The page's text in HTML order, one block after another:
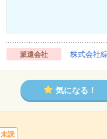
派遣会社 株式会社
気になる！
未読